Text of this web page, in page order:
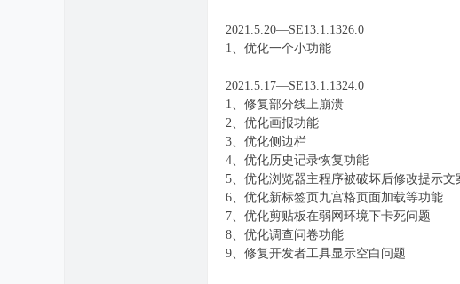
2021.5.20—SE13.1.1326.0
1、优化一个小功能
2021.5.17—SE13.1.1324.0
1、修复部分线上崩溃
2、优化画报功能
3、优化侧边栏
4、优化历史记录恢复功能
5、优化浏览器主程序被破坏后修改提示文
6、优化新标签页九宫格页面加载等功能
7、优化剪贴板在弱网环境下卡死问题
8、优化调查问卷功能
9、修复开发者工具显示空白问题